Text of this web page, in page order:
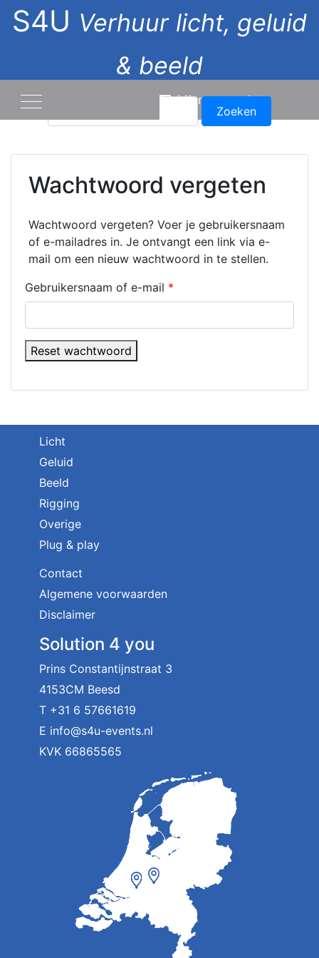
S4U Verhuur licht, geluid
& beeld
naar:
Offerte overzicht
Wachtwoord vergeten
Wachtwoord vergeten? Voer je gebruikersnaam
of e-mailadres in. Je ontvangt een link via e-
mail om een nieuw wachtwoord in te stellen.
Gebruikersnaam of e-mail *
Reset wachtwoord
Licht
Geluid
Beeld
Rigging
Overige
Plug & play
Contact
Algemene voorwaarden
Disclaimer
Solution 4 you
Prins Constantijnstraat 3
4153CM Beesd
T +31 6 57661619
E info@s4u-events.nl
KVK 66865565